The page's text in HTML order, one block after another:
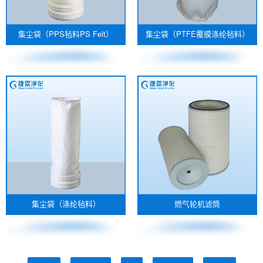
集尘袋（PPS毡料PS Felt） 集尘袋（PTFE覆膜涤纶毡料）
集尘袋（涤纶毡料） 燃气轮机滤筒